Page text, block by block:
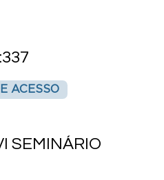
ACESSO
SEMINÁRIO